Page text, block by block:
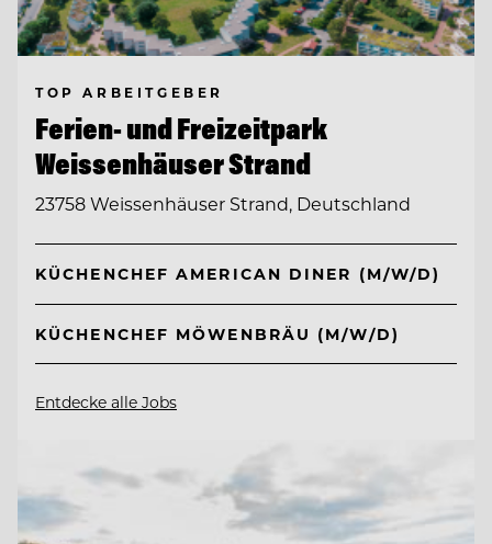
TOP ARBEITGEBER
Ferien- und Freizeitpark
Weissenhäuser Strand
23758 Weissenhäuser Strand, Deutschland
KÜCHENCHEF AMERICAN DINER (M/W/D)
KÜCHENCHEF MÖWENBRÄU (M/W/D)
Entdecke alle Jobs